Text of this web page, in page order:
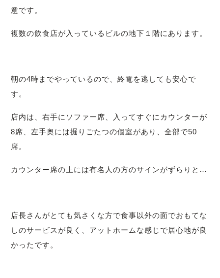
意です。
複数の飲食店が入っているビルの地下１階にあります。
朝の4時までやっているので、終電を逃しても安心で
す。
店内は、右手にソファー席、入ってすぐにカウンターが
8席、左手奥には掘りごたつの個室があり、全部で50
席。
カウンター席の上には有名人の方のサインがずらりと…
店長さんがとても気さくな方で食事以外の面でおもてな
しのサービスが良く、アットホームな感じで居心地が良
かったです。